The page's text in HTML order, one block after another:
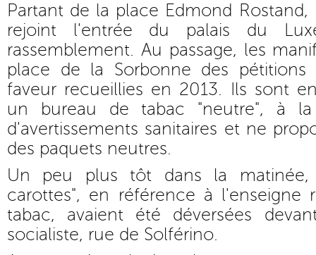
Partant de la place Edmond
rejoint l'entrée du palais du
rassemblement. Au passage, les
place de la Sorbonne des
faveur recueillies en 2013. Ils sont
un bureau de tabac "neutre", à la
d'avertissements sanitaires et ne
des paquets neutres.
Un peu plus tôt dans la matinée,
carottes", en référence à l'enseigne
tabac, avaient été déversées
socialiste, rue de Solférino.